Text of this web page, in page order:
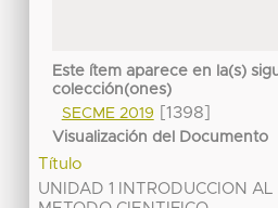
Este ítem aparece en la(s)
colección(ones)
SECME 2019
[1398]
Visualización del Documento
Título
UNIDAD 1 INTRODUCCION AL